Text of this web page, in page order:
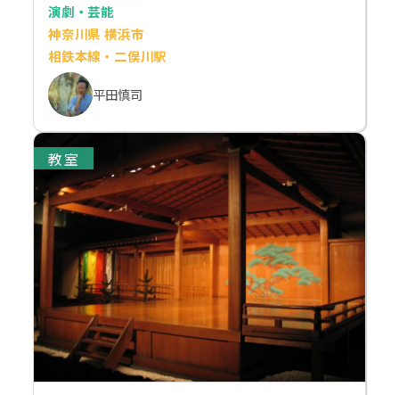
演劇・芸能
神奈川県 横浜市
相鉄本線・二俣川駅
平田慎司
教室